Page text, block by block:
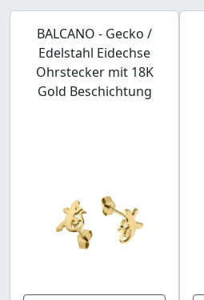
BALCANO - Gecko /
Edelstahl Eidechse
Ohrstecker mit 18K
Gold Beschichtung